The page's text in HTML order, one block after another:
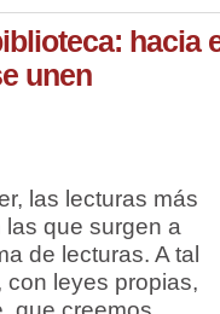
hacia
unen
las lecturas más
que surgen a
de lecturas. A tal
con leyes propias,